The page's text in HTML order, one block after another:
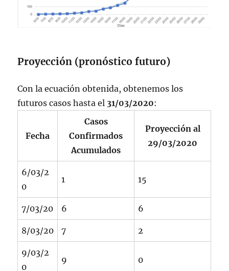
Proyección (pronóstico futuro)
Con la ecuación obtenida, obtenemos los
futuros casos hasta el 31/03/2020:
Fecha
Casos
Confirmados
Acumulados
Proyección al
29/03/2020
6/03/2
0
1 15
7/03/20 6 6
8/03/20 7 2
9/03/2
0
9 0